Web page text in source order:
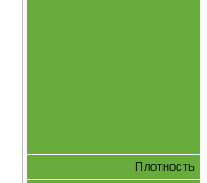
Плотность